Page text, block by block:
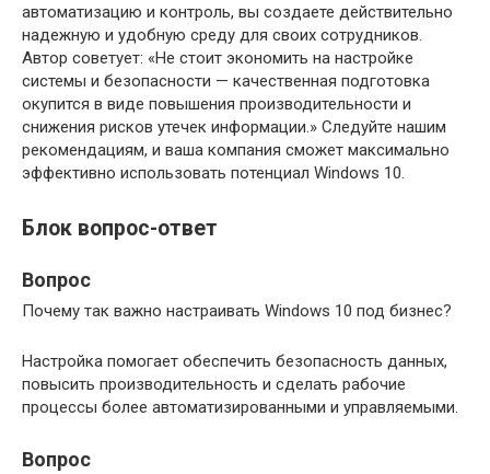
автоматизацию и контроль, вы создаете действительно
надежную и удобную среду для своих сотрудников.
Автор советует: «Не стоит экономить на настройке
системы и безопасности — качественная подготовка
окупится в виде повышения производительности и
снижения рисков утечек информации.» Следуйте нашим
рекомендациям, и ваша компания сможет максимально
эффективно использовать потенциал Windows 10.
Блок вопрос-ответ
Вопрос
Почему так важно настраивать Windows 10 под бизнес?
Настройка помогает обеспечить безопасность данных,
повысить производительность и сделать рабочие
процессы более автоматизированными и управляемыми.
Вопрос